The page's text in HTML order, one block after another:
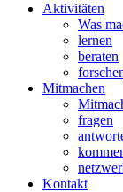
Aktivitäten
Was
lernen
beraten
Mitmachen
fragen
Kontakt